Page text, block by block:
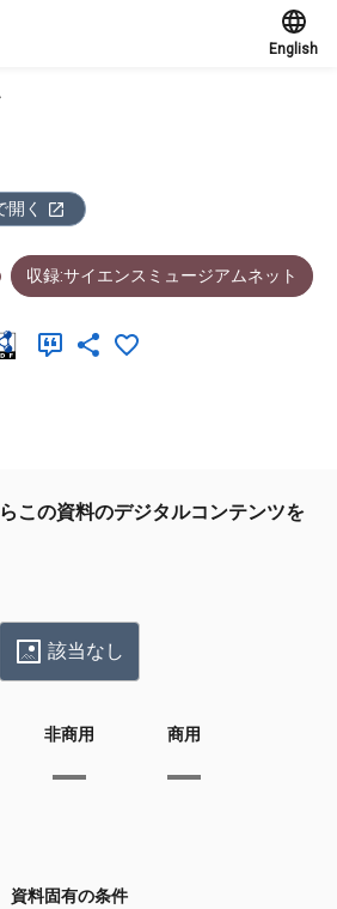
English
開く
収録:サイエンスミュージアムネット
この資料のデジタルコンテンツを
該当なし
非商用 商用
資料固有の条件